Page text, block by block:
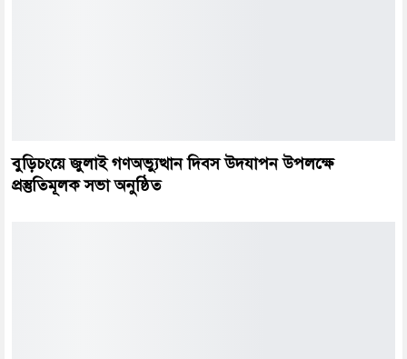
বুড়িচংয়ে জুলাই গণঅভ্যুত্থান দিবস উদযাপন উপলক্ষে
প্রস্তুতিমূলক সভা অনুষ্ঠিত